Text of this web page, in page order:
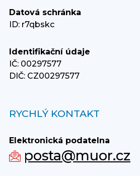
Datová schránka
ID: r7qbskc
Identifikační údaje
IČ: 00297577
DIČ: CZ00297577
RYCHLÝ KONTAKT
Elektronická podatelna
posta@muor.cz